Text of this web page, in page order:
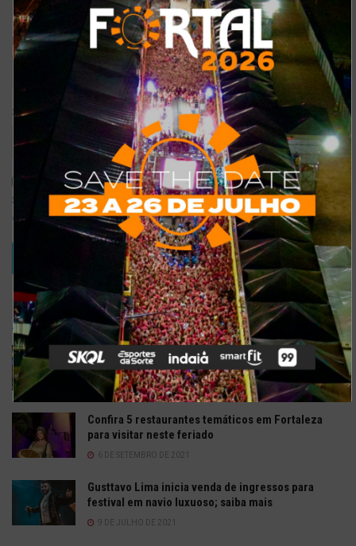
E-mail*
Site
Salvar meus dados neste navegador para a próxima vez que eu
comentar.
TRENDING COMMENTS RECENTES
Confira a programação completa do São João de
Maracanaú 2022
19 DE JULHO DE 2022
Confira 5 restaurantes temáticos em Fortaleza
para visitar neste feriado
6 DE SETEMBRO DE 2021
Gusttavo Lima inicia venda de ingressos para
festival em navio luxuoso; saiba mais
9 DE JULHO DE 2021